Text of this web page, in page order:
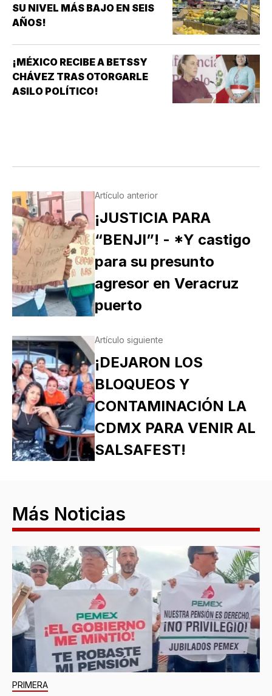
SU NIVEL MÁS BAJO EN SEIS
AÑOS!
¡MÉXICO RECIBE A BETSSY
CHÁVEZ TRAS OTORGARLE
ASILO POLÍTICO!
Artículo anterior
¡JUSTICIA PARA
“BENJI”! - *Y castigo
para su presunto
agresor en Veracruz
puerto
Artículo siguiente
¡DEJARON LOS
BLOQUEOS Y
CONTAMINACIÓN LA
CDMX PARA VENIR AL
SALSAFEST!
Más Noticias
PRIMERA